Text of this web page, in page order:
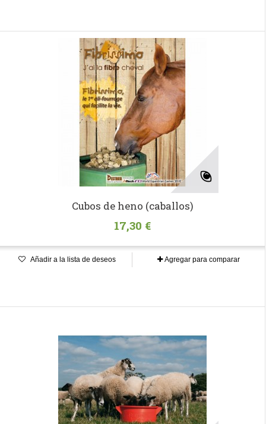
Cubos de heno (caballos)
17,30 €
Añadir a la lista de deseos Agregar para comparar